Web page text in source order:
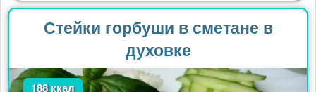
Стейки горбуши в сметане в
духовке
188 ккал